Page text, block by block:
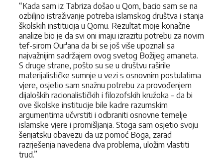
“Kada sam iz Tabriza došao u Qom, bacio sam se na
ozbiljno istraživanje potreba islamskog društva i stanja
školskih institucija u Qomu. Rezultat moje konačne
analize bio je da svi oni imaju izrazitu potrebu za novim
tef-sirom Our'ana da bi se još više upoznali sa
najvažnijim sadržajem ovog svetog Božijeg amaneta.
S druge strane, pošto su se u društvu raširile
materijalističke sumnje u vezi s osnovnim postulatima
vjere, osjetio sam snažnu potrebu za provođenjem
dijaloških racionalističkih i filozofskih kružoka – da bi
ove školske institucije bile kadre razumskim
argumentima učvrstiti i odbraniti osnovne temelje
islamske vjere i promišljanja. Stoga sam osjetio svoju
šerijatsku obavezu da uz pomoć Boga, zarad
razrješenja navedena dva problema, uložim vlastiti
trud.”